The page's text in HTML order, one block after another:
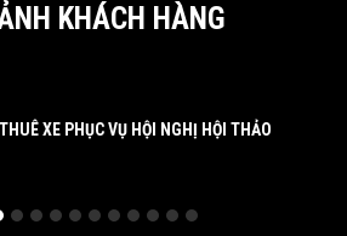
KHÁCH HÀNG
XE PHỤC VỤ HỘI NGHỊ HỘI THẢO
XE DU LỊCH CỦA ĐÔNG A TRANS